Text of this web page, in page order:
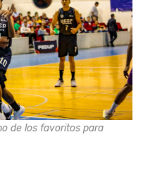
de los favoritos para